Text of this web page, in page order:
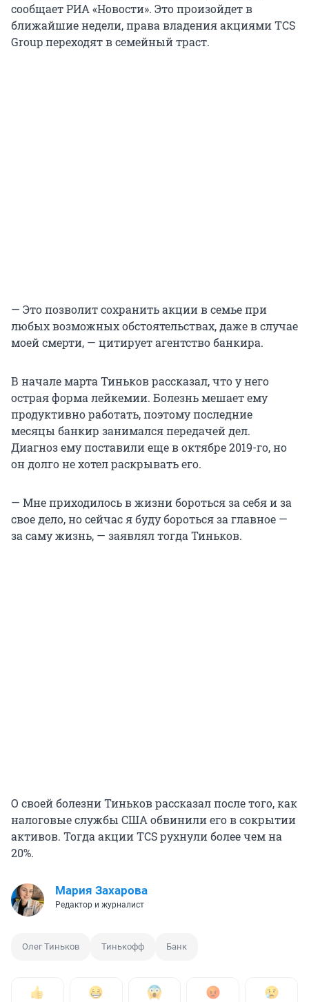
сообщает РИА «Новости». Это произойдет в
ближайшие недели, права владения акциями TCS
Group переходят в семейный траст.
— Это позволит сохранить акции в семье при
любых возможных обстоятельствах, даже в случае
моей смерти, — цитирует агентство банкира.
В начале марта Тиньков рассказал, что у него
острая форма лейкемии. Болезнь мешает ему
продуктивно работать, поэтому последние
месяцы банкир занимался передачей дел.
Диагноз ему поставили еще в октябре 2019-го, но
он долго не хотел раскрывать его.
— Мне приходилось в жизни бороться за себя и за
свое дело, но сейчас я буду бороться за главное —
за саму жизнь, — заявлял тогда Тиньков.
О своей болезни Тиньков рассказал после того, как
налоговые службы США обвинили его в сокрытии
активов. Тогда акции TCS рухнули более чем на
20%.
Мария Захарова
Редактор и журналист
Олег Тиньков Тинькофф Банк